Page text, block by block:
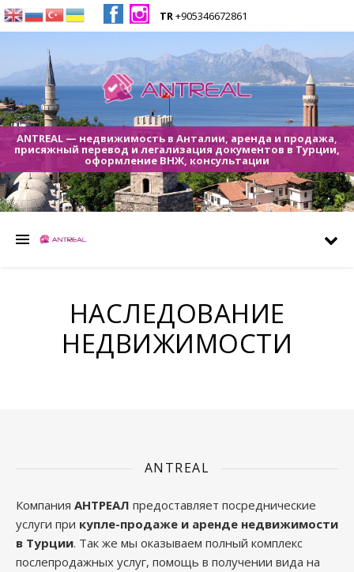
TR+905346672861
ANTREAL — недвижимость в Анталии, аренда и продажа,
присяжный перевод и легализация документов в Турции,
оформление ВНЖ, консультации
НАСЛЕДОВАНИЕ
НЕДВИЖИМОСТИ
ANTREAL
Компания АНТРЕАЛ предоставляет посреднические
услуги при купле-продаже и аренде недвижимости
в Турции. Так же мы оказываем полный комплекс
послепродажных услуг, помощь в получении вида на